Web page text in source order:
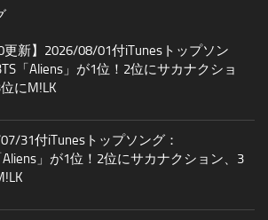
更新】2026/08/01付iTunesトップソン
「Aliens」が1位！2位にサカナクショ
にM!LK
31付iTunesトップソング：
Aliens」が1位！2位にサカナクション、3